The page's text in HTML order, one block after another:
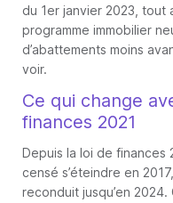
du 1er janvier 2023, tout
programme immobilier
d’abattements moins
voir.
Ce qui change
finances 2021
Depuis la loi de finances
censé s’éteindre en
reconduit jusqu’en